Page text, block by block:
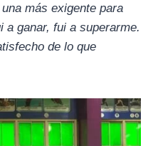
más exigente para
a ganar, fui a superarme.
de lo que